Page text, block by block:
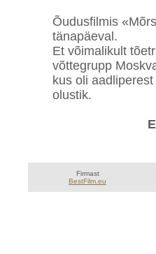
Õudusfilmis
tänapäeval.
Et võimalikult
võttegrupp
kus oli
olustik.
Firmast
BestFilm.eu